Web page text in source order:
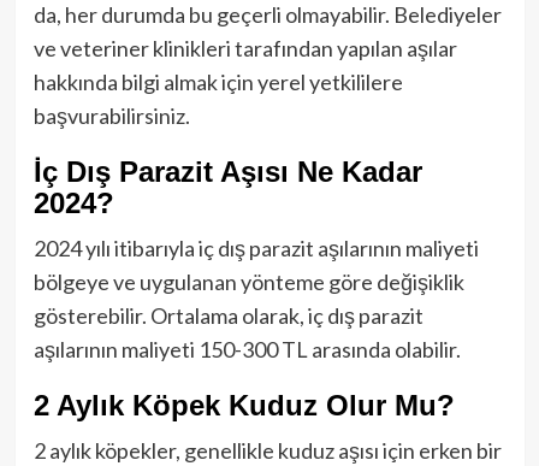
da, her durumda bu geçerli olmayabilir. Belediyeler
ve veteriner klinikleri tarafından yapılan aşılar
hakkında bilgi almak için yerel yetkililere
başvurabilirsiniz.
İç Dış Parazit Aşısı Ne Kadar
2024?
2024 yılı itibarıyla iç dış parazit aşılarının maliyeti
bölgeye ve uygulanan yönteme göre değişiklik
gösterebilir. Ortalama olarak, iç dış parazit
aşılarının maliyeti 150-300 TL arasında olabilir.
2 Aylık Köpek Kuduz Olur Mu?
2 aylık köpekler, genellikle kuduz aşısı için erken bir